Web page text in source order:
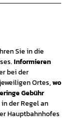
Sie in die
Informieren
bei der
Ortes,wo
Gebühr
der Regel an
Hauptbahnhofes